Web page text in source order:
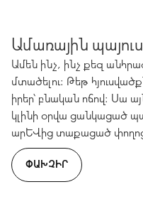
Ամառային
Ամեն ինչ, ինչ քեզ
մտածելու։ Թեթ
իրեր՝ բնական ոճով։ Սա
կլինի օրվա ցանկացած
արևից տաքացած
ՓԱԽՉԻՐ